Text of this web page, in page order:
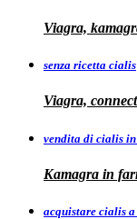
Viagra,
senza ricetta cialis
Viagra,
vendita di cialis
Kamagra in
acquistare cialis